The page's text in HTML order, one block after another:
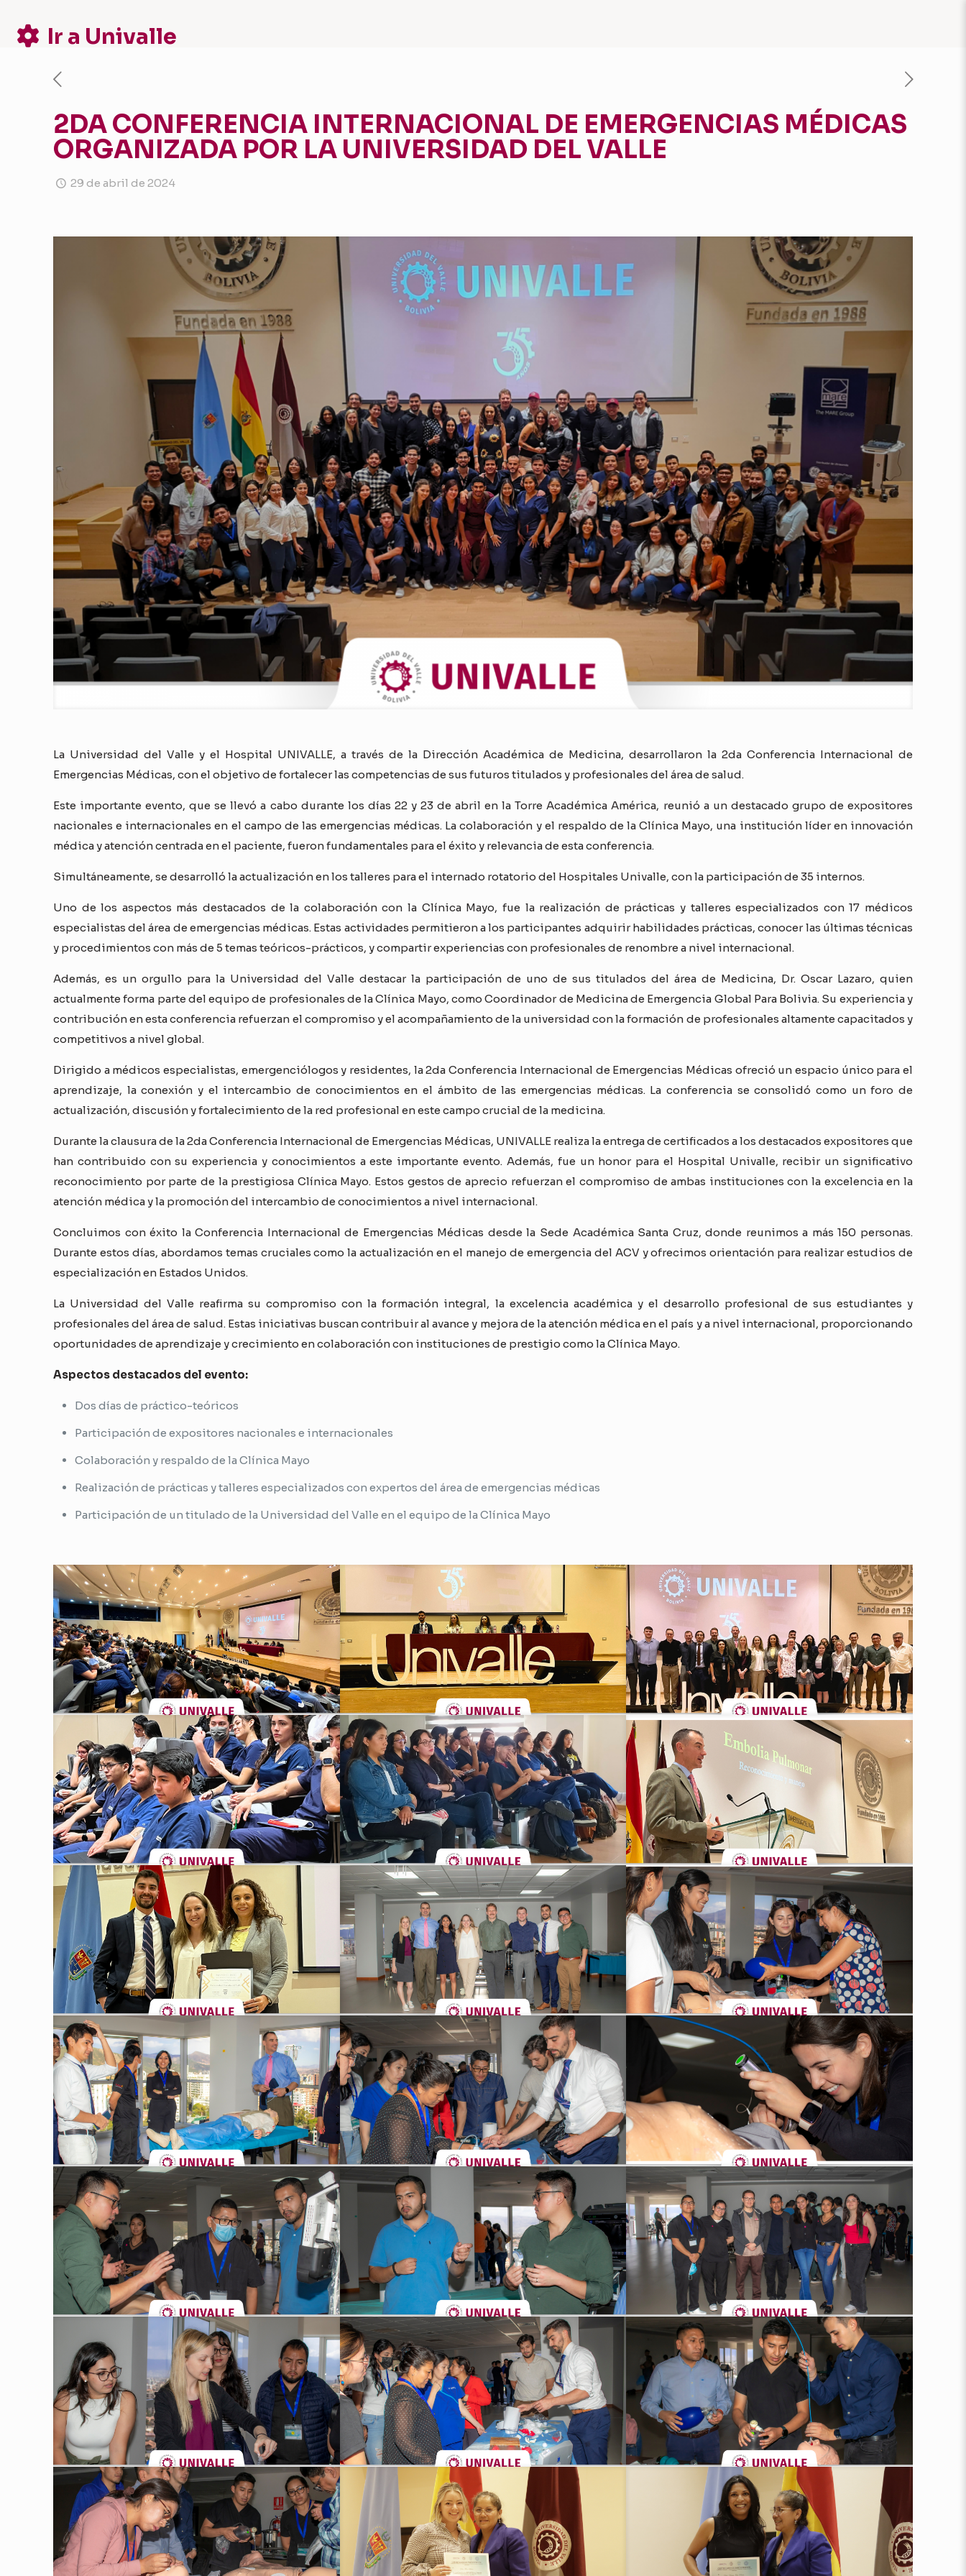
Ir a Univalle
2DA CONFERENCIA INTERNACIONAL DE EMERGENCIAS MÉDICAS
ORGANIZADA POR LA UNIVERSIDAD DEL VALLE
29 de abril de 2024
La Universidad del Valle y el Hospital UNIVALLE, a través de la Dirección Académica de Medicina, desarrollaron la 2da Conferencia Internacional de
Emergencias Médicas, con el objetivo de fortalecer las competencias de sus futuros titulados y profesionales del área de salud.
Este importante evento, que se llevó a cabo durante los días 22 y 23 de abril en la Torre Académica América, reunió a un destacado grupo de expositores
nacionales e internacionales en el campo de las emergencias médicas. La colaboración y el respaldo de la Clínica Mayo, una institución líder en innovación
médica y atención centrada en el paciente, fueron fundamentales para el éxito y relevancia de esta conferencia.
Simultáneamente, se desarrolló la actualización en los talleres para el internado rotatorio del Hospitales Univalle, con la participación de 35 internos.
Uno de los aspectos más destacados de la colaboración con la Clínica Mayo, fue la realización de prácticas y talleres especializados con 17 médicos
especialistas del área de emergencias médicas. Estas actividades permitieron a los participantes adquirir habilidades prácticas, conocer las últimas técnicas
y procedimientos con más de 5 temas teóricos-prácticos, y compartir experiencias con profesionales de renombre a nivel internacional.
Además, es un orgullo para la Universidad del Valle destacar la participación de uno de sus titulados del área de Medicina, Dr. Oscar Lazaro, quien
actualmente forma parte del equipo de profesionales de la Clínica Mayo, como Coordinador de Medicina de Emergencia Global Para Bolivia. Su experiencia y
contribución en esta conferencia refuerzan el compromiso y el acompañamiento de la universidad con la formación de profesionales altamente capacitados y
competitivos a nivel global.
Dirigido a médicos especialistas, emergenciólogos y residentes, la 2da Conferencia Internacional de Emergencias Médicas ofreció un espacio único para el
aprendizaje, la conexión y el intercambio de conocimientos en el ámbito de las emergencias médicas. La conferencia se consolidó como un foro de
actualización, discusión y fortalecimiento de la red profesional en este campo crucial de la medicina.
Durante la clausura de la 2da Conferencia Internacional de Emergencias Médicas, UNIVALLE realiza la entrega de certificados a los destacados expositores que
han contribuido con su experiencia y conocimientos a este importante evento. Además, fue un honor para el Hospital Univalle, recibir un significativo
reconocimiento por parte de la prestigiosa Clínica Mayo. Estos gestos de aprecio refuerzan el compromiso de ambas instituciones con la excelencia en la
atención médica y la promoción del intercambio de conocimientos a nivel internacional.
Concluimos con éxito la Conferencia Internacional de Emergencias Médicas desde la Sede Académica Santa Cruz, donde reunimos a más 150 personas.
Durante estos días, abordamos temas cruciales como la actualización en el manejo de emergencia del ACV y ofrecimos orientación para realizar estudios de
especialización en Estados Unidos.
La Universidad del Valle reafirma su compromiso con la formación integral, la excelencia académica y el desarrollo profesional de sus estudiantes y
profesionales del área de salud. Estas iniciativas buscan contribuir al avance y mejora de la atención médica en el país y a nivel internacional, proporcionando
oportunidades de aprendizaje y crecimiento en colaboración con instituciones de prestigio como la Clínica Mayo.
Aspectos destacados del evento:
Dos días de práctico-teóricos
Participación de expositores nacionales e internacionales
Colaboración y respaldo de la Clínica Mayo
Realización de prácticas y talleres especializados con expertos del área de emergencias médicas
Participación de un titulado de la Universidad del Valle en el equipo de la Clínica Mayo